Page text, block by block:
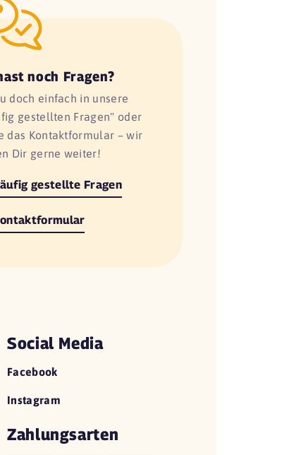
noch Fragen?
doch einfach in unsere
gestellten Fragen" oder
das Kontaktformular – wir
Dir gerne weiter!
gestellte Fragen
Social Media
Facebook
Instagram
Zahlungsarten